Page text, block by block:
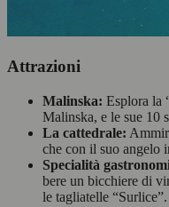
Attrazioni
Malinska: Esplora la
Malinska, e le sue 10
La cattedrale:
che con il suo angelo
Specialità
bere un bicchiere di
le tagliatelle